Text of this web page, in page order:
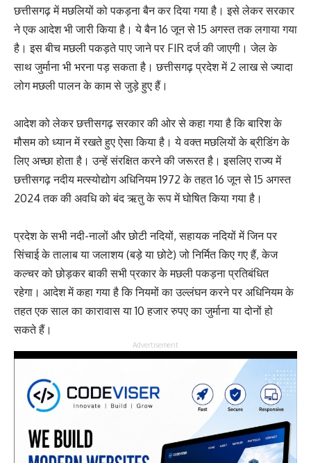
छत्तीसगढ़ में मछलियों को पकड़ना बैन कर दिया गया है। इसे लेकर सरकार
ने एक आदेश भी जारी किया है। ये बैन 16 जून से 15 अगस्त तक लगाया गया
है। इस बीच मछली पकड़ते पाए जाने पर FIR दर्ज की जाएगी। जेल के
साथ जुर्माना भी भरना पड़ सकता है। छत्तीसगढ़ प्रदेश में 2 लाख से ज्यादा
लोग मछली पालन के काम से जुड़े हुए हैं।
आदेश को लेकर छत्तीसगढ़ सरकार की ओर से कहा गया है कि बारिश के
मौसम को ध्यान में रखते हुए ऐसा किया है। ये वक्त मछलियों के ब्रीडिंग के
लिए अच्छा होता है। उन्हें संरक्षित करने की जरूरत है। इसलिए राज्य में
छत्तीसगढ़ नदीय मत्स्योद्योग अधिनियम 1972 के तहत 16 जून से 15 अगस्त
2024 तक की अवधि को बंद ऋतु के रूप में घोषित किया गया है।
प्रदेश के सभी नदी-नालों और छोटी नदियों, सहायक नदियों में जिन पर
सिंचाई के तालाब या जलाशय (बड़े या छोटे) जो निर्मित किए गए हैं, केज
कल्चर को छोड़कर बाकी सभी प्रकार के मछली पकड़ना प्रतिबंधित
रहेगा। आदेश में कहा गया है कि नियमों का उल्लंघन करने पर अधिनियम के
तहत एक साल का कारावास या 10 हजार रुपए का जुर्माना या दोनों हो
सकते हैं।
Advertisement